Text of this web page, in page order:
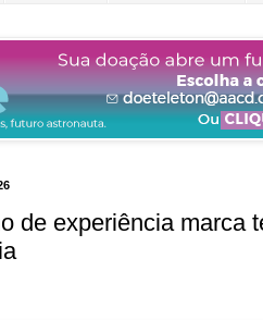
de experiência marca